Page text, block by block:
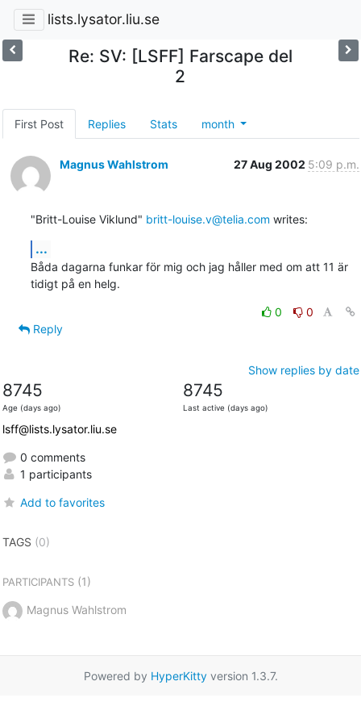
lists.lysator.liu.se
Re: SV: [LSFF] Farscape del
2
First Post Replies Stats month
Magnus Wahlstrom 27 Aug 2002 5:09 p.m.
"Britt-Louise Viklund" britt-louise.v@telia.com writes:
...
Båda dagarna funkar för mig och jag håller med om att 11 är
tidigt på en helg.
0
0
Reply
Show replies by date
8745
Age (days ago)
8745
Last active (days ago)
lsff@lists.lysator.liu.se
0 comments
1 participants
Add to favorites
TAGS (0)
PARTICIPANTS(1)
Magnus Wahlstrom
Powered by HyperKittyversion 1.3.7.